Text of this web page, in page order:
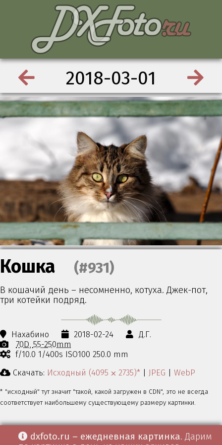
2018-03-01
Кошка (#931)
В кошачий день – несомненно, котуха. Джек-пот,
три котейки подряд.
Нахабино 2018-02-24
Д.Г.
70D 55-250mm
f/10.0 1/400s ISO100 250.0 mm
Скачать: Исходный (4095 ⨉ 2735)* JPEG WebP
* "исходный" тут значит "такой, какой загружен в CDN", это не всегда
соответствует наибольшему существующему размеру картинки.
dxfoto.ru – ежедневная картинка. Дарим